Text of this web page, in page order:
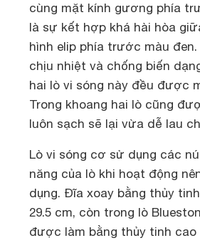
cùng mặt kính gương phía
là sự kết hợp khá hài hòa
hình elip phía trước màu
chịu nhiệt và chống biến
hai lò vi sóng này đều được
Trong khoang hai lò cũng
luôn sạch sẽ lại vừa dễ lau
Lò vi sóng cơ sử dụng các
năng của lò khi hoạt động
dụng. Đĩa xoay bằng thủy
29.5 cm, còn trong lò
được làm bằng thủy tinh